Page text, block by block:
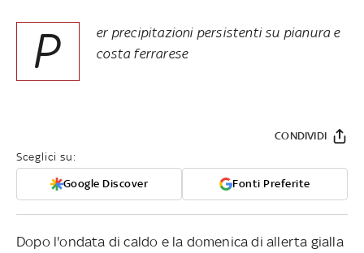
P
er precipitazioni persistenti su pianura e
costa ferrarese
Sceglici su:
Google Discover Fonti Preferite
CONDIVIDI
Dopo l'ondata di caldo e la domenica di allerta gialla